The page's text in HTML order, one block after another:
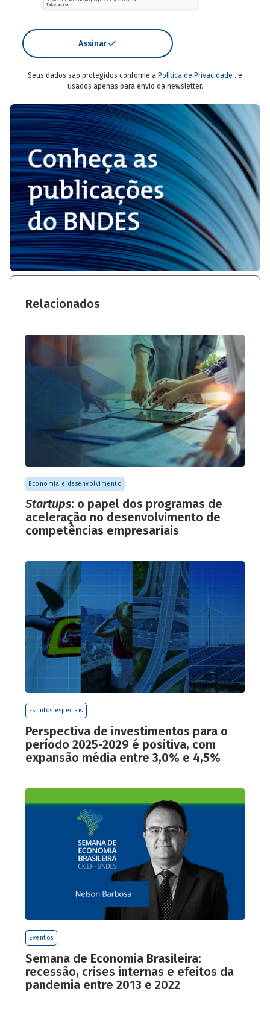
Assinar
Seus dados são protegidos conforme a Política de Privacidade . e
usados apenas para envio da newsletter.
Relacionados
Economia e desenvolvimento
Startups: o papel dos programas de
aceleração no desenvolvimento de
competências empresariais
Estudos especiais
Perspectiva de investimentos para o
período 2025-2029 é positiva, com
expansão média entre 3,0% e 4,5%
Eventos
Semana de Economia Brasileira:
recessão, crises internas e efeitos da
pandemia entre 2013 e 2022